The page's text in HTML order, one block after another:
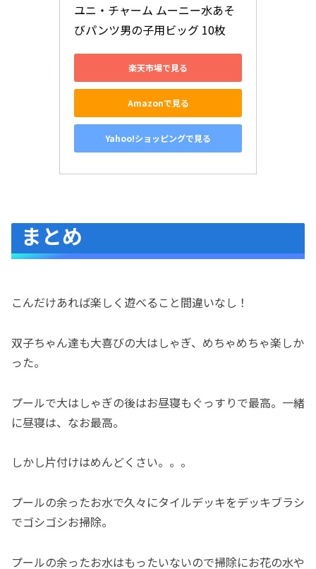
ユニ・チャーム ムーニー水あそ
びパンツ男の子用ビッグ 10枚
楽天市場で見る
Amazonで見る
Yahoo!ショッピングで見る
まとめ
こんだけあれば楽しく遊べること間違いなし！
双子ちゃん達も大喜びの大はしゃぎ、めちゃめちゃ楽しか
った。
プールで大はしゃぎの後はお昼寝もぐっすりで最高。一緒
に昼寝は、なお最高。
しかし片付けはめんどくさい。。。
プールの余ったお水で久々にタイルデッキをデッキブラシ
でゴシゴシお掃除。
プールの余ったお水はもったいないので掃除にお花の水や